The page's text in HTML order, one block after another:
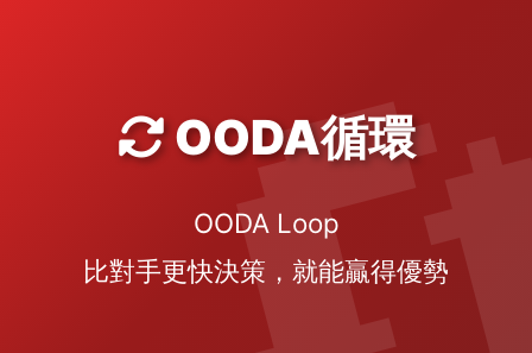
OODA循環
OODA Loop
比對手更快決策，就能贏得優勢